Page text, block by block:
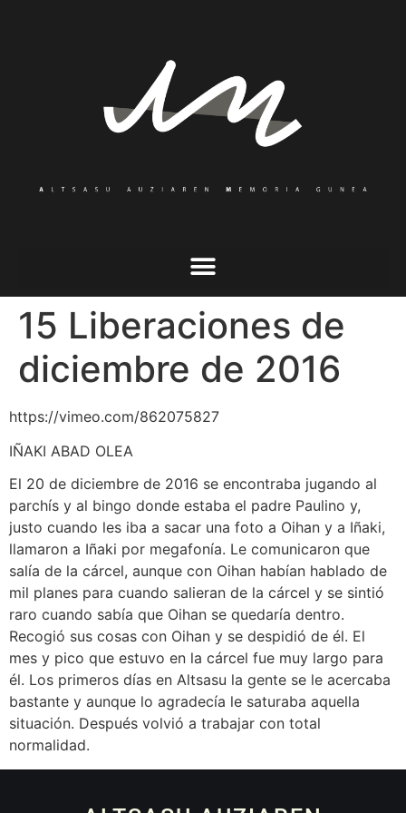
15 Liberaciones de
diciembre de 2016
https://vimeo.com/862075827
IÑAKI ABAD OLEA
El 20 de diciembre de 2016 se encontraba jugando al
parchís y al bingo donde estaba el padre Paulino y,
justo cuando les iba a sacar una foto a Oihan y a Iñaki,
llamaron a Iñaki por megafonía. Le comunicaron que
salía de la cárcel, aunque con Oihan habían hablado de
mil planes para cuando salieran de la cárcel y se sintió
raro cuando sabía que Oihan se quedaría dentro.
Recogió sus cosas con Oihan y se despidió de él. El
mes y pico que estuvo en la cárcel fue muy largo para
él. Los primeros días en Altsasu la gente se le acercaba
bastante y aunque lo agradecía le saturaba aquella
situación. Después volvió a trabajar con total
normalidad.